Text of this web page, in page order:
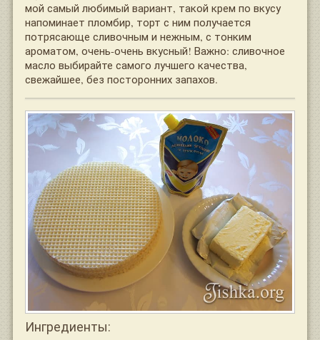
мой самый любимый вариант, такой крем по вкусу
напоминает пломбир, торт с ним получается
потрясающе сливочным и нежным, с тонким
ароматом, очень-очень вкусный! Важно: сливочное
масло выбирайте самого лучшего качества,
свежайшее, без посторонних запахов.
Ингредиенты: